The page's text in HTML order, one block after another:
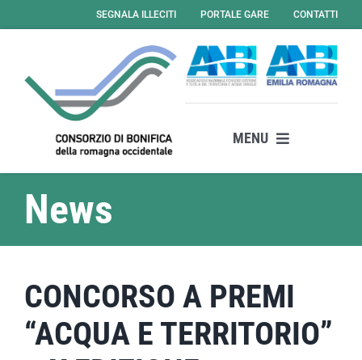
al
SEGNALA ILLECITI PORTALE GARE CONTATTI
MENU
Il consorzio
Amministrazione Trasparente
Albo Online – Gare
News
CONCORSO A PREMI
“ACQUA E TERRITORIO”